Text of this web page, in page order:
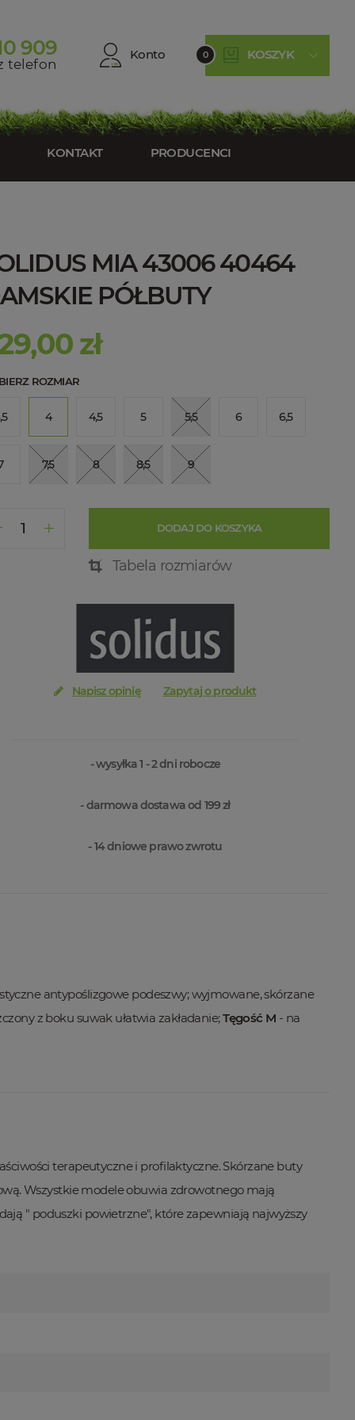
KOSZYK
0
Konto
909
telefon
KONTAKT PRODUCENCI
MIA 43006 40464
PÓŁBUTY
zł
ROZMIAR
4 4,5 5 5,5 6 6,5
7,5 8 8,5 9
DODAJ DO KOSZYKA
Tabela rozmiarów
Napisz opinię Zapytaj o produkt
- wysyłka 1 - 2 dni robocze
- darmowa dostawa od 199 zł
- 14 dniowe prawo zwrotu
antypoślizgowe podeszwy; wyjmowane, skórzane
z boku suwak ułatwia zakładanie;Tęgość M - na
terapeutyczne i profilaktyczne. Skórzane buty
Wszystkie modele obuwia zdrowotnego mają
" poduszki powietrzne", które zapewniają najwyższy